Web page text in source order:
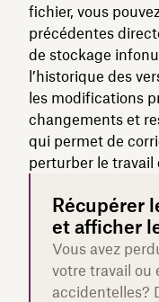
fichier, vous
précédentes
de stockage
l’historique des
les modifications
changements et
qui permet de
perturber le travail
Récupérer
et afficher
Vous avez
votre travail ou
accidentelles?